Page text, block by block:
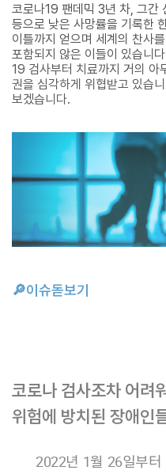
코로나19 팬데믹 3년 차, 그간
등으로 낮은 사망률을 기록한
이틀까지 얻으며 세계의 찬사
포함되지 않은 이들이 있습니
19 검사부터 치료까지 거의 아
권을 심각하게 위협받고 있습
보겠습니다.
🔎이슈돋보기
코로나 검사조차 어려
위험에 방치된 장애인
2022년 1월 26일부터 시행된 오미크론 대응 방역체